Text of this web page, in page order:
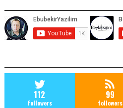
112
followers
99
followers